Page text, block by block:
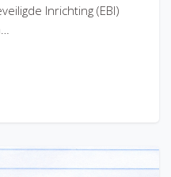
Inrichting (EBI)